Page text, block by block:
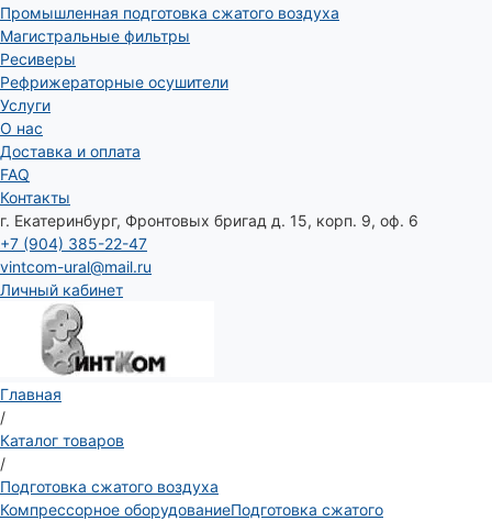
Промышленная подготовка сжатого воздуха
Магистральные фильтры
Ресиверы
Рефрижераторные осушители
Услуги
О нас
Доставка и оплата
FAQ
Контакты
г. Екатеринбург, Фронтовых бригад д. 15, корп. 9, оф. 6
+7 (904) 385-22-47
vintcom-ural@mail.ru
Личный кабинет
Главная
/
Каталог товаров
/
Подготовка сжатого воздуха
Компрессорное оборудованиеПодготовка сжатого